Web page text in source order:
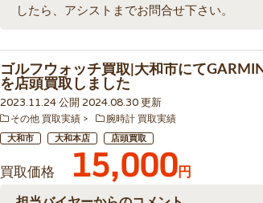
したら、アシストまでお問合せ下さい。
ゴルフウォッチ買取|大和市にて
を店頭買取しました
2023.11.24 公開 2024.08.30 更新
その他 買取実績 腕時計 買取実績
大和市 大和本店 店頭買取
買取価格 15,000円